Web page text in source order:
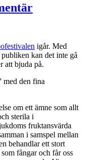
igår. Med
kan det inte gå
att bjuda på.
med den fina
om ett ämne som allt
sterila i
fruktansvärda
i samspel mellan
behandlar ett stort
fångar och får oss